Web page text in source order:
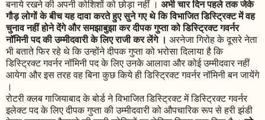
बनाये रखने की अपनी कोशिशों को छोड़ा नहीं । अभी चार दिन पहले तक जेके
गौड़ लोगों के बीच यह दावा करते हुए सुने गए थे कि विभाजित डिस्ट्रिक्ट में वह
चुनाव नहीं होने देंगे और समझाबुझा कर दीपक गुप्ता को डिस्ट्रिक्ट गवर्नर
नॉमिनी पद की उम्मीदवारी के लिए राजी कर लेंगे । अरनेजा गिरोह के दूसरे नेता
भी बताते फिर रहे थे कि उन्होंने दीपक गुप्ता को भरोसा दिलाया है कि
डिस्ट्रिक्ट गवर्नर नॉमिनी पद के लिए उनके आलावा और कोई उम्मीदवार नहीं
आयेगा और इस तरह वह बिना कुछ किये ही डिस्ट्रिक्ट गवर्नर नॉमिनी बन जायेंगे
।
रोटरी क्लब गाजियाबाद के बोर्ड ने विभाजित डिस्ट्रिक्ट में डिस्ट्रिक्ट गवर्नर
इलेक्ट पद के लिए दीपक गुप्ता की उम्मीदवारी को औपचारिक रूप से हरी झंडी